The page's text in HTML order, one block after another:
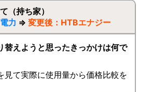
（持ち家）
力 ⇒ 変更後：HTBエナジー
替えようと思ったきっかけは何で
見て実際に使用量から価格比較を